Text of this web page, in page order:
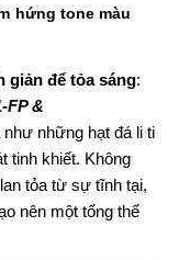
hứng tone màu
giản để tỏa sáng:
FP &
những hạt đá li ti
tinh khiết. Không
tỏa từ sự tĩnh tại,
nên một tổng thể